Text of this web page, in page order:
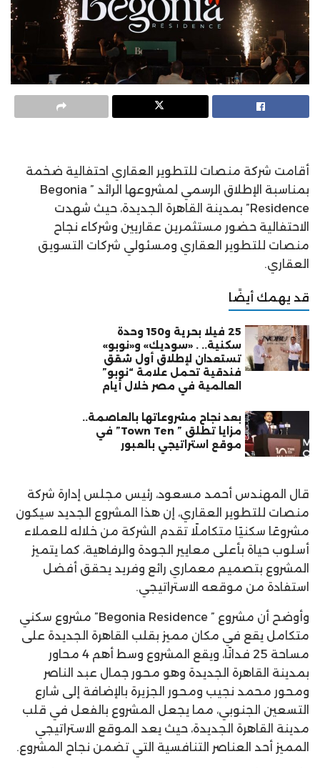
أقامت شركة منصات للتطوير العقاري احتفالية ضخمة
بمناسبة الإطلاق الرسمي لمشروعها الرائد ” Begonia
Residence” بمدينة القاهرة الجديدة، حيث شهدت
الاحتفالية حضور مستثمرين عقاريين وشركاء نجاح
منصات للتطوير العقاري ومسئولي شركات التسويق
العقاري.
قد يهمك أيضًا
25 فيلا بحرية و150 وحدة
سكنية.. . «سوديك» و«نوبو»
تستعدان لإطلاق أول شقق
فندقية تحمل علامة “نوبو”
العالمية في مصر خلال أيام
بعد نجاح مشروعاتها بالعاصمة..
مزايا تطلق ” Town Ten” في
موقع استراتيجي بالعبور
قال المهندس أحمد مسعود، رئيس مجلس إدارة شركة
منصات للتطوير العقاري، إن هذا المشروع الجديد سيكون
مشروعًا سكنيًا متكاملًا تقدم الشركة من خلاله للعملاء
أسلوب حياة بأعلى معايير الجودة والرفاهية، كما يتميز
المشروع بتصميم معماري رائع وفريد يحقق أفضل
استفادة من موقعه الاستراتيجي.
وأوضح أن مشروع ” Begonia Residence” مشروع سكني
متكامل يقع في مكان مميز بقلب القاهرة الجديدة على
مساحة 25 فدانًا، ويقع المشروع وسط أهم 4 محاور
بمدينة القاهرة الجديدة وهو محور جمال عبد الناصر
ومحور محمد نجيب ومحور الجزيرة بالإضافة إلى شارع
التسعين الجنوبي، مما يجعل المشروع بالفعل في قلب
مدينة القاهرة الجديدة، حيث يعد الموقع الاستراتيجي
المميز أحد العناصر التنافسية التي تضمن نجاح المشروع.